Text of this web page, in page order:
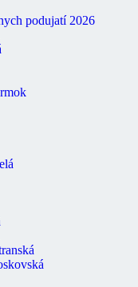
podujatí 2026